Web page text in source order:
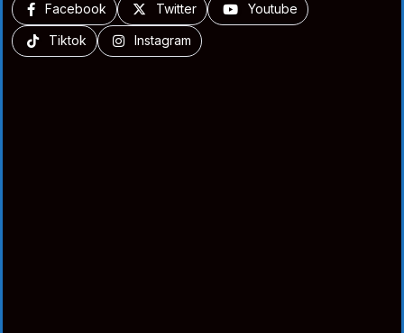
Facebook Twitter Youtube
Tiktok Instagram